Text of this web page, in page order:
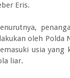
Eris.
oleh Polda
usia
liar.